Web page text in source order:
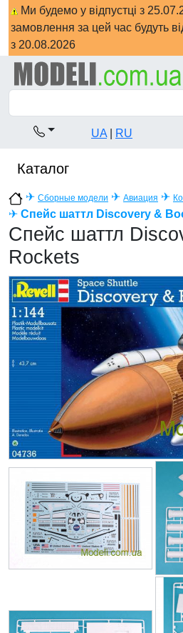
Ми будемо у відпустці з
замовлення за цей час будуть
з 20.08.2026
UA RU
Каталог
✈ Сборные модели ✈ Авиация ✈
✈ Спейс шаттл Discovery &
Спейс шаттл
Rockets